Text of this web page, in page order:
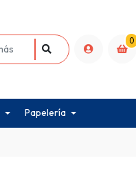
0
Papelería